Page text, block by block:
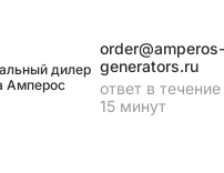
дилер
Амперос
order@amperos-
generators.ru
ответ в течение
15 минут